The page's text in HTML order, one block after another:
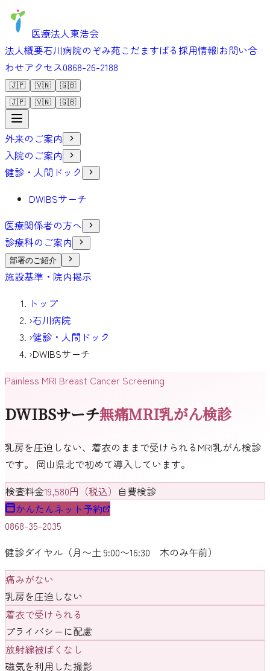
医療法人東浩会
法人概要石川病院のぞみ苑こだますばる採用情報|お問い合
わせアクセス0868-26-2188
🇯🇵 🇻🇳
🇬🇧
🇯🇵
🇻🇳 🇬🇧
外来のご案内
入院のご案内
健診・人間ドック
DWIBSサーチ
医療関係者の方へ
診療科のご案内
部署のご紹介
施設基準・院内掲示
トップ
›石川病院
›健診・人間ドック
›DWIBSサーチ
Painless MRI Breast Cancer Screening
DWIBSサーチ無痛MRI乳がん検診
乳房を圧迫しない、着衣のままで受けられるMRI乳がん検診
です。 岡山県北で初めて導入しています。
検査料金19,580円（税込） 自費検診
かんたんネット予約
0868-35-2035
健診ダイヤル（月〜土 9:00〜16:30 木のみ午前）
痛みがない
乳房を圧迫しない
着衣で受けられる
プライバシーに配慮
放射線被ばくなし
磁気を利用した撮影